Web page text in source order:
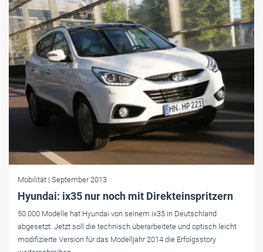
Mobilität | September 2013
Hyundai: ix35 nur noch mit Direkteinspritzern
50.000 Modelle hat Hyundai von seinem ix35 in Deutschland
abgesetzt. Jetzt soll die technisch überarbeitete und optisch leicht
modifizierte Version für das Modelljahr 2014 die Erfolgsstory